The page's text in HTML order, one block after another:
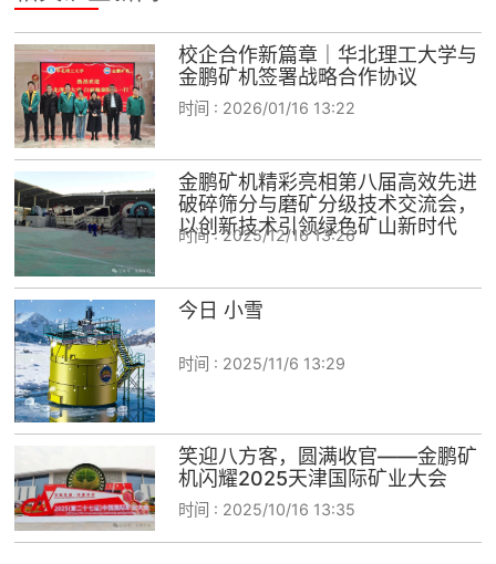
校企合作新篇章｜华北理工大学与
金鹏矿机签署战略合作协议
时间 : 2026/01/16 13:22
金鹏矿机精彩亮相第八届高效先进
破碎筛分与磨矿分级技术交流会，
以创新技术引领绿色矿山新时代
时间 :2025/12/16 13:26
今日 小雪
时间 : 2025/11/6 13:29
笑迎八方客，圆满收官——金鹏矿
机闪耀2025天津国际矿业大会
时间 : 2025/10/16 13:35